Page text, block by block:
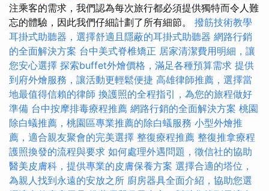
注乘客的需求，我們認為每次旅行都必須提供獨特而令人難
忘的體驗，因此我們仔細計劃了所有細節。 撥筋技術教學
耳掛式助聽器，選擇舒適且隱蔽的耳掛式助聽器 網路行銷
的全面解決方案 台中美式脊椎矯正 居家清潔費用明細，讓
您安心選擇 探索buffet外燴價格，滿足各種預算需求 提供
到府外燴服務，讓活動更輕鬆便捷 高雄律師推薦，選擇當
地最值得信賴的律師 換護照的全程指引，為您的旅程做好
準備 台中按摩排毒療程推薦 網路行銷的全面解決方案 桃園
除白蟻推薦，桃園區專業推薦的除白蟻服務 小型外燴推
薦，適合親友聚會的完美選擇 整復療程推薦 整復推拿療程
護照換發的流程與要求 如何處理外遇問題，徵信社的協助
醫美皮膚科，提供專業的皮膚保養方案 選擇合適的塔位，
為親人找到永遠的安放之所 廚房器具全面介紹，協助您選